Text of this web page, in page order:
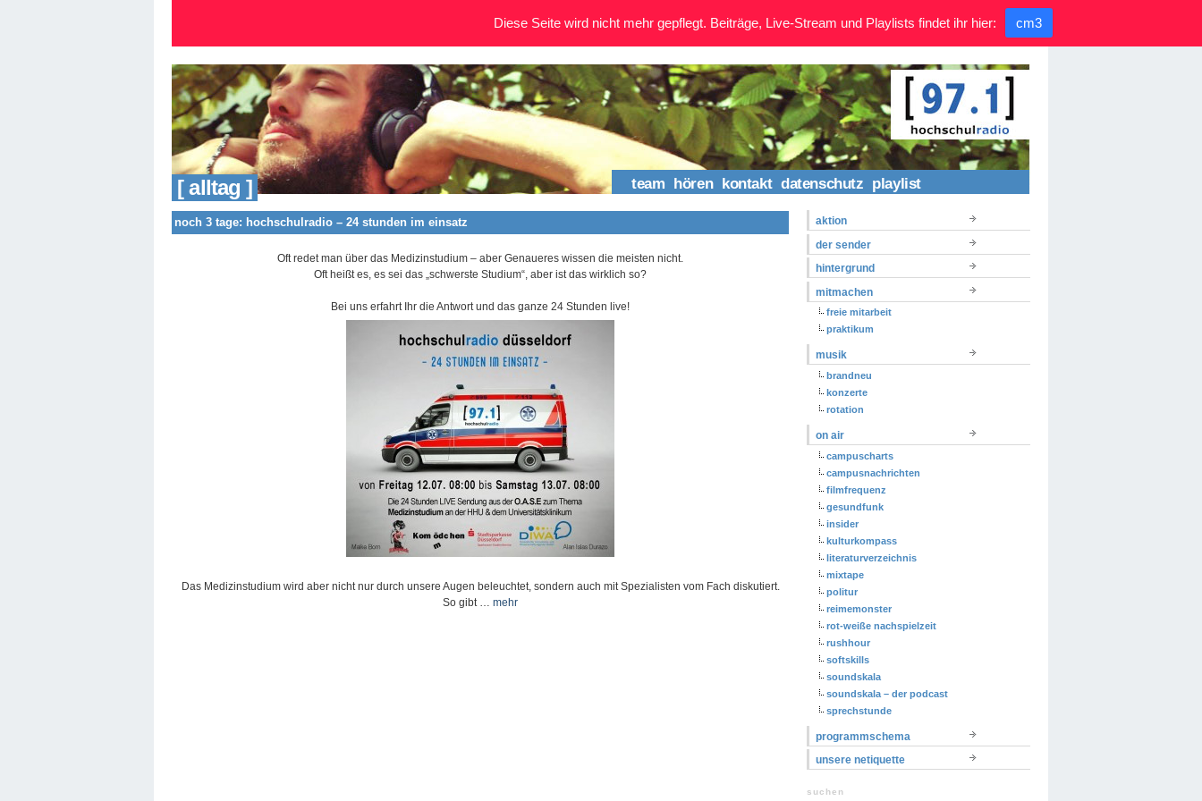
[ alltag ] team hören kontakt datenschutz playlist
noch 3 tage: hochschulradio – 24 stunden im einsatz
Oft redet man über das Medizinstudium – aber Genaueres wissen die meisten nicht.
Oft heißt es, es sei das „schwerste Studium“, aber ist das wirklich so?
Bei uns erfahrt Ihr die Antwort und das ganze 24 Stunden live!
Das Medizinstudium wird aber nicht nur durch unsere Augen beleuchtet, sondern auch mit Spezialisten vom Fach diskutiert.
So gibt … mehr
aktion
der sender
hintergrund
mitmachen
freie mitarbeit
praktikum
musik
brandneu
konzerte
rotation
on air
campuscharts
campusnachrichten
filmfrequenz
gesundfunk
insider
kulturkompass
literaturverzeichnis
mixtape
politur
reimemonster
rot-weiße nachspielzeit
rushhour
softskills
soundskala
soundskala – der podcast
sprechstunde
programmschema
unsere netiquette
suchen
Diese Seite wird nicht mehr gepflegt. Beiträge, Live-Stream und Playlists findet ihr hier: cm3